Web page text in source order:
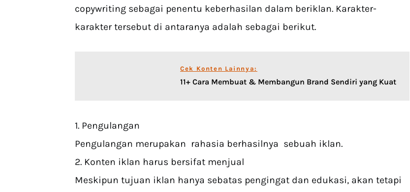
copywriting sebagai penentu keberhasilan dalam beriklan. Karakter-
karakter tersebut di antaranya adalah sebagai berikut.
Cek Konten Lainnya:
11+ Cara Membuat & Membangun Brand Sendiri yang Kuat
1. Pengulangan
Pengulangan merupakan rahasia berhasilnya sebuah iklan.
2. Konten iklan harus bersifat menjual
Meskipun tujuan iklan hanya sebatas pengingat dan edukasi, akan tetapi